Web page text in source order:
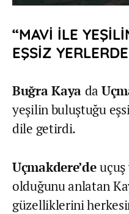
“MAVİ İLE
EŞSİZ
Buğra Kaya da
yeşilin buluştuğu
dile getirdi.
Uçmakdere’de
olduğunu anlatan
güzelliklerini